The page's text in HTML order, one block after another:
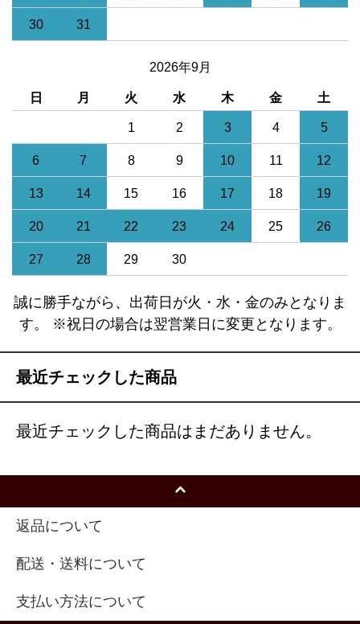
30 31
2026年9月
日 月 火 水 木 金 土
1 2 3 4 5
6 7 8 9 10 11 12
13 14 15 16 17 18 19
20 21 22 23 24 25 26
27 28 29 30
誠に勝手ながら、出荷日が火・水・金のみとなりま
す。 ※祝日の場合は翌営業日に変更となります。
最近チェックした商品
最近チェックした商品はまだありません。
返品について
配送・送料について
支払い方法について